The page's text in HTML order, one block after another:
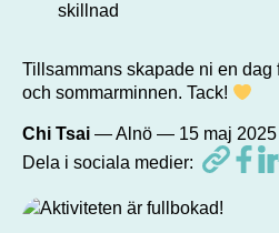
skillnad
Tillsammans skapade ni en dag
och sommarminnen. Tack!
Chi Tsai, författare
— Alnö — 15 maj 2025
Dela i sociala medier: